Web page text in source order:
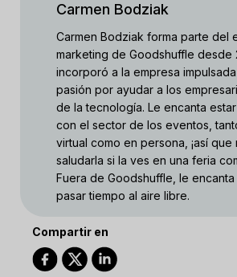
Carmen Bodziak
Carmen Bodziak forma parte del
marketing de Goodshuffle desde
incorporó a la empresa
pasión por ayudar a los
de la tecnología. Le encanta
con el sector de los eventos,
virtual como en persona, ¡así
saludarla si la ves en una feria
Fuera de Goodshuffle, le
pasar tiempo al aire libre.
Compartir en